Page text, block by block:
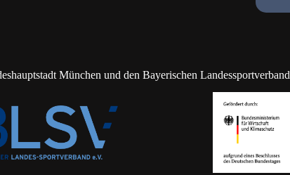
München und den Bayerischen Landessportverband